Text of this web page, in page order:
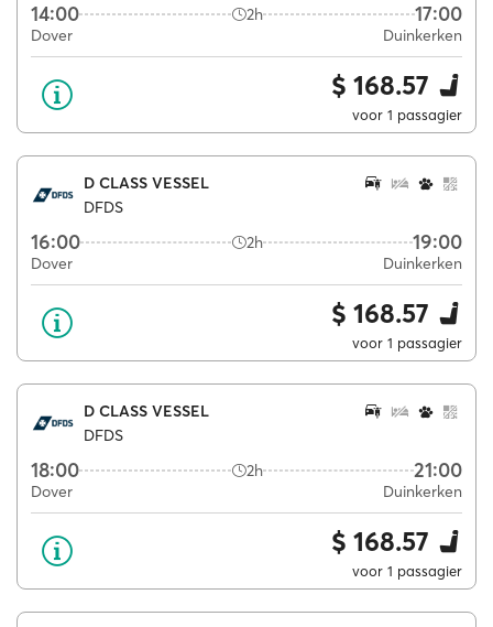
14:00 2h 17:00
Dover Duinkerken
$ 168.57
voor 1 passagier
D CLASS VESSEL
DFDS
16:00 2h 19:00
Dover Duinkerken
$ 168.57
voor 1 passagier
D CLASS VESSEL
DFDS
18:00 2h 21:00
Dover Duinkerken
$ 168.57
voor 1 passagier